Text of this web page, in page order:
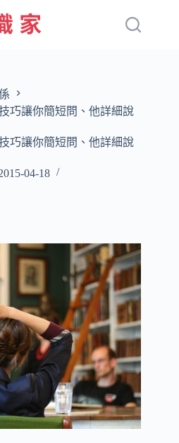
巧讓你簡短問、他詳細說
巧讓你簡短問、他詳細說
04-18